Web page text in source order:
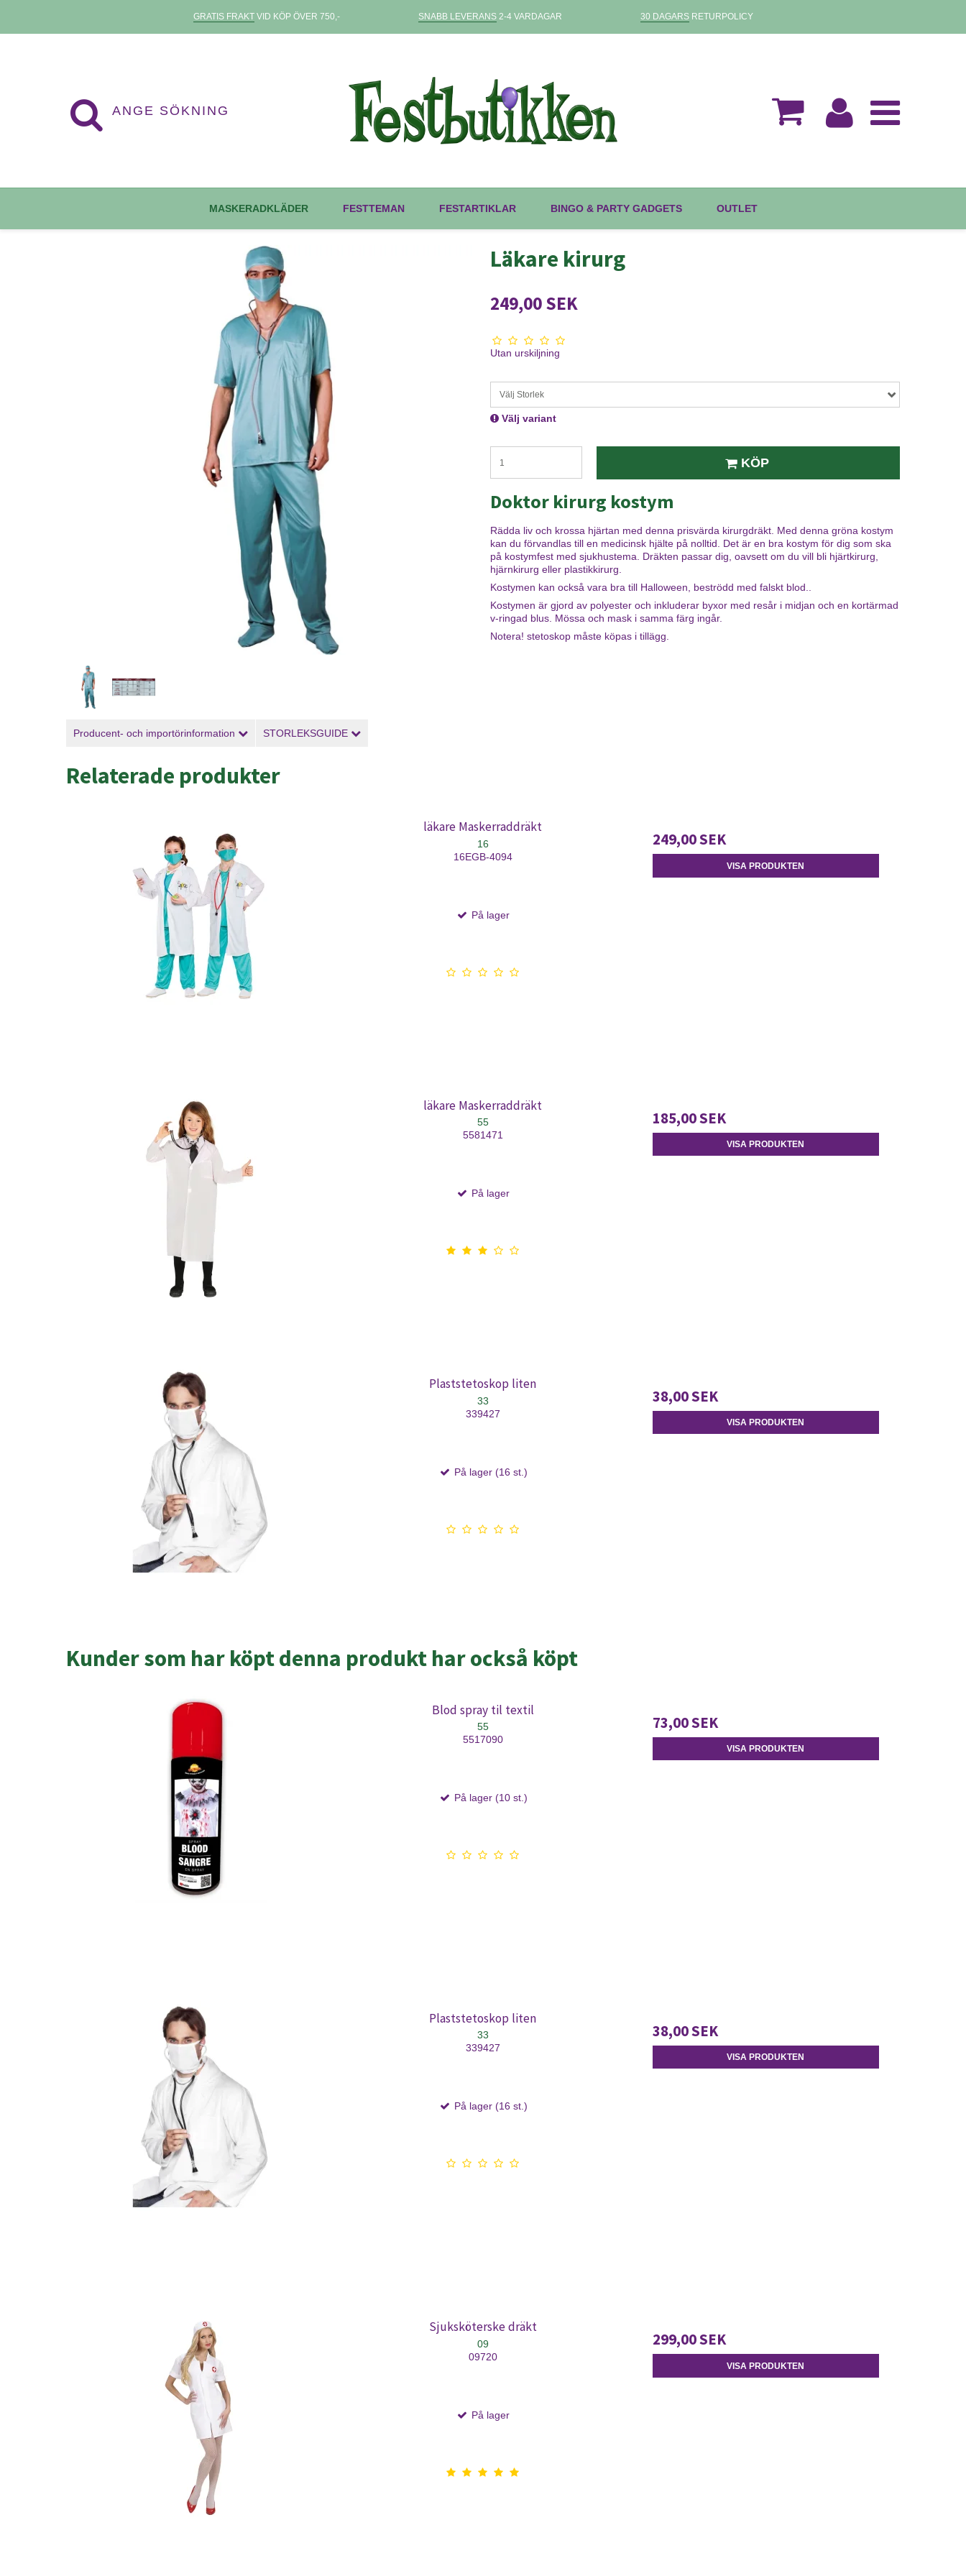
GRATIS FRAKTVID KÖP ÖVER 750,- SNABB LEVERANS2-4 VARDAGAR 30 DAGARSRETURPOLICY
MASKERADKLÄDER FESTTEMAN FESTARTIKLAR BINGO & PARTY GADGETS OUTLET
Producent- och importörinformation STORLEKSGUIDE
Läkare kirurg
249,00 SEK
Utan urskiljning
Välj Storlek
Välj variant
KÖP
Doktor kirurg kostym
Rädda liv och krossa hjärtan med denna prisvärda kirurgdräkt. Med denna gröna kostym
kan du förvandlas till en medicinsk hjälte på nolltid. Det är en bra kostym för dig som ska
på kostymfest med sjukhustema. Dräkten passar dig, oavsett om du vill bli hjärtkirurg,
hjärnkirurg eller plastikkirurg.
Kostymen kan också vara bra till Halloween, beströdd med falskt blod..
Kostymen är gjord av polyester och inkluderar byxor med resår i midjan och en kortärmad
v-ringad blus. Mössa och mask i samma färg ingår.
Notera! stetoskop måste köpas i tillägg.
Relaterade produkter
läkare Maskerraddräkt
16
16EGB-4094
På lager
249,00 SEK
VISA PRODUKTEN
läkare Maskerraddräkt
55
5581471
På lager
185,00 SEK
VISA PRODUKTEN
Plaststetoskop liten
33
339427
På lager (16 st.)
38,00 SEK
VISA PRODUKTEN
Kunder som har köpt denna produkt har också köpt
Blod spray til textil
55
5517090
På lager (10 st.)
73,00 SEK
VISA PRODUKTEN
Plaststetoskop liten
33
339427
På lager (16 st.)
38,00 SEK
VISA PRODUKTEN
Sjuksköterske dräkt
09
09720
På lager
299,00 SEK
VISA PRODUKTEN